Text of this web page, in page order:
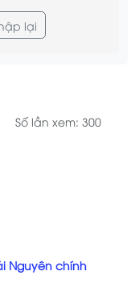
lại
Số lần xem: 300
Nguyên chính